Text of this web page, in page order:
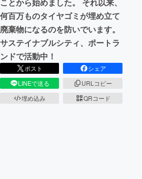
何百万ものタイヤゴミが埋め立て
廃棄物になるのを防いでいます。
サステイナブルシティ、ポートラ
ンドで活動中！
ポスト
シェア
LINEで送る
URLコピー
埋め込み
QRコード